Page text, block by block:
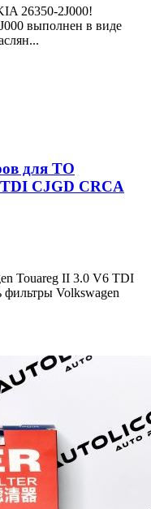
26350-2J000!
выполнен в виде
для ТО
CJGD CRCA
Touareg II 3.0 V6 TDI
Volkswagen